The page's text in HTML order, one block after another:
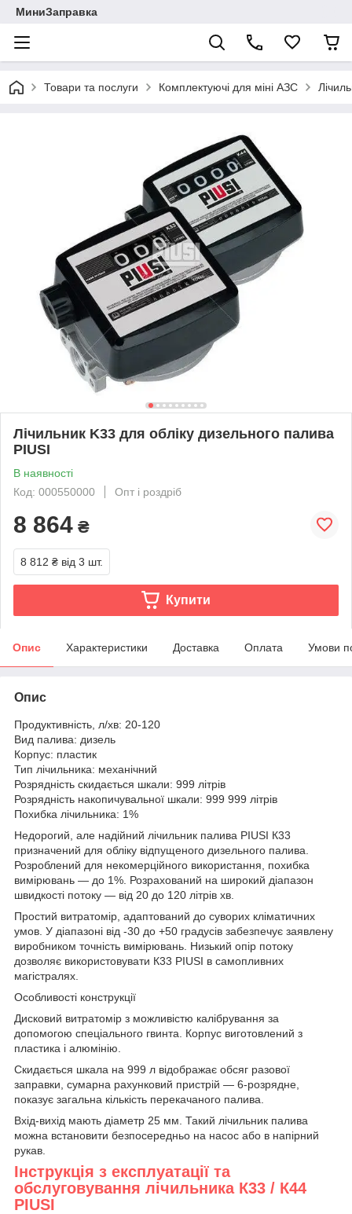
МиниЗаправка
Товари та послуги Комплектуючі для міні АЗС
Лічильник K33 для обліку дизельного палива
PIUSI
В наявності
Код: 000550000
Опт і роздріб
8 864 ₴
8 812 ₴ від 3 шт.
Купити
Опис Характеристики Доставка Оплата Умови
Опис
Продуктивність, л/хв: 20-120
Вид палива: дизель
Корпус: пластик
Тип лічильника: механічний
Розрядність скидається шкали: 999 літрів
Розрядність накопичувальної шкали: 999 999 літрів
Похибка лічильника: 1%
Недорогий, але надійний лічильник палива PIUSI К33
призначений для обліку відпущеного дизельного палива.
Розроблений для некомерційного використання, похибка
вимірювань — до 1%. Розрахований на широкий діапазон
швидкості потоку — від 20 до 120 літрів хв.
Простий витратомір, адаптований до суворих кліматичних
умов. У діапазоні від -30 до +50 градусів забезпечує заявлену
виробником точність вимірювань. Низький опір потоку
дозволяє використовувати К33 PIUSI в самопливних
магістралях.
Особливості конструкції
Дисковий витратомір з можливістю калібрування за
допомогою спеціального гвинта. Корпус виготовлений з
пластика і алюмінію.
Скидається шкала на 999 л відображає обсяг разової
заправки, сумарна рахунковий пристрій — 6-розрядне,
показує загальна кількість перекачаного палива.
Вхід-вихід мають діаметр 25 мм. Такий лічильник палива
можна встановити безпосередньо на насос або в напірний
рукав.
Інструкція з експлуатації та
обслуговування лічильника К33 / К44
PIUSI